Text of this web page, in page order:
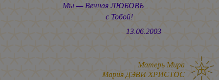
Мы — Вечная ЛЮБОВЬ
с Тобой!
13.06.2003
Матерь Мира
Мария ДЭВИ ХРИСТОС